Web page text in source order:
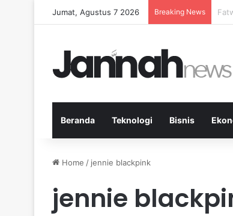
Jumat, Agustus 7 2026 Breaking News
Beranda Teknologi Bisnis
Home / jennie blackpink
jennie